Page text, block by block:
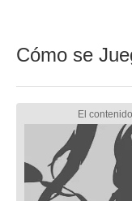
Cómo se